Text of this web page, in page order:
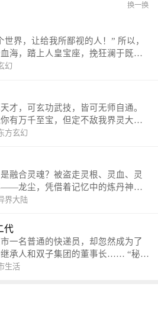
换一换
界，让给我所鄙视的人！” 所以，
海，踏上人皇宝座，挽狂澜于既
倾，成就了一段无上的传说！ 微信
地址：http://weibo.com/u/25284575
【VIP订阅群】 欢迎大家关注。
幻
才，可玄功武技，皆可无师自通。
有万千至宝，但定不敌我界灵大
的蜜蜂后援会）
方玄幻
融合灵魂？被盗走灵根、灵血、灵
——龙尘，凭借着记忆中的炼丹神
法九星霸体诀，拨开重重迷雾，解
鬼邪神。 江湖传闻：龙
啸。龙尘一出，鬼泣神哭。 本
如有雷同，那就是真事儿，想要对
间进群：487963015 微信公众号：
界大陆
代
一名普通的快递员，却忽然成为了
承人和双子集团的董事长…… “秘
套百亿富翁的吃喝住行标准！” “好
生活